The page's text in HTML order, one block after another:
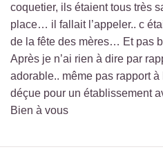
coquetier, ils étaient tous très
place… il fallait l’appeler.. c
de la fête des mères… Et pas
Après je n’ai rien à dire par
adorable.. même pas rapport
déçue pour un établissement
Bien à vous